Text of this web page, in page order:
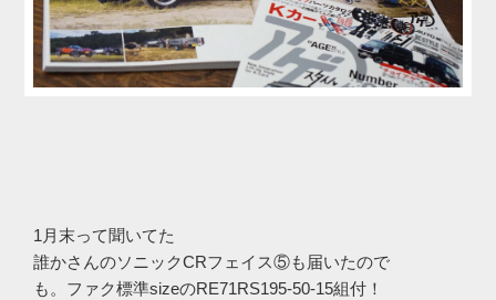
1月末って聞いてた
誰かさんのソニックCRフェイス⑤も届いたので
も。ファク標準sizeのRE71RS195-50-15組付！